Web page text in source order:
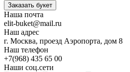
Заказать букет
Наша почта
elit-buket@mail.ru
Наш адрес
г. Москва, проезд Аэропорта, дом 8
Наш телефон
+7(968) 435 65 00
Наши соц.сети